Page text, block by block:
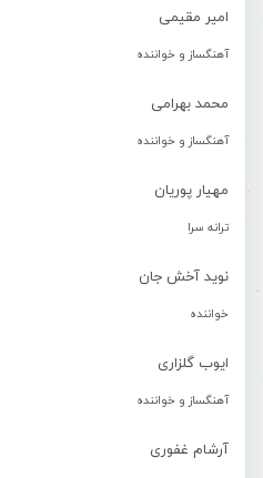
امیر مقیمی
آهنگساز و خواننده
محمد بهرامی
آهنگساز و خواننده
مهیار پوریان
ترانه سرا
نوید آخش جان
خواننده
ایوب گلزاری
آهنگساز و خواننده
آرشام غفوری